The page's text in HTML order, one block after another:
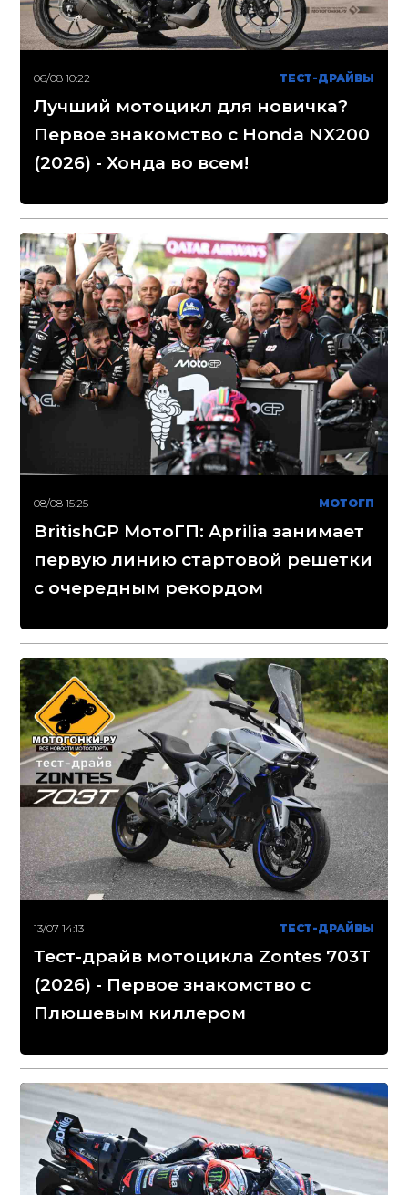
06/08 10:22 ТЕСТ-ДРАЙВЫ
Лучший мотоцикл для новичка?
Первое знакомство с Honda NX200
(2026) - Хонда во всем!
08/08 15:25 МОТОГП
BritishGP МотоГП: Aprilia занимает
первую линию стартовой решетки
с очередным рекордом
13/07 14:13 ТЕСТ-ДРАЙВЫ
Тест-драйв мотоцикла Zontes 703T
(2026) - Первое знакомство с
Плюшевым киллером